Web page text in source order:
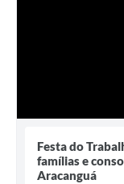
Festa do
famílias e
Aracanguá